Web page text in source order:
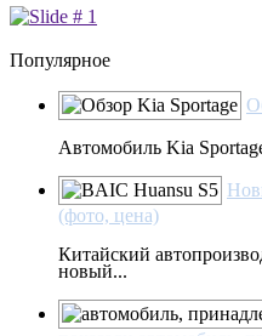
Популярное
Автомобиль Kia
(фото, цена)
Китайский
новый...